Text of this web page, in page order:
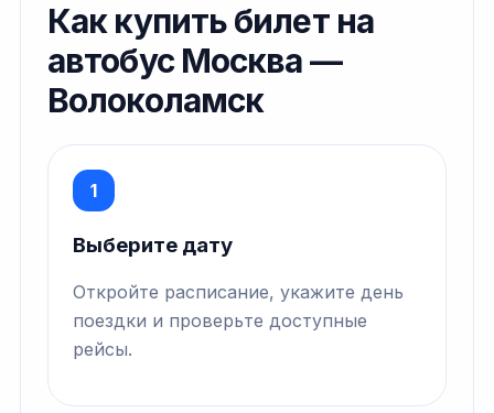
Как купить билет на
автобус Москва —
Волоколамск
1
Выберите дату
Откройте расписание, укажите день
поездки и проверьте доступные
рейсы.